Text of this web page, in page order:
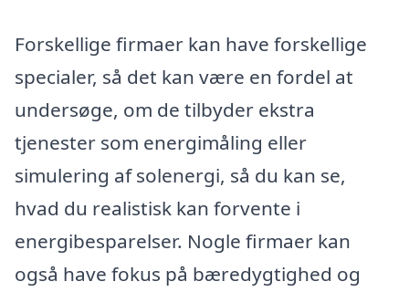
Forskellige firmaer kan have forskellige
specialer, så det kan være en fordel at
undersøge, om de tilbyder ekstra
tjenester som energimåling eller
simulering af solenergi, så du kan se,
hvad du realistisk kan forvente i
energibesparelser. Nogle firmaer kan
også have fokus på bæredygtighed og